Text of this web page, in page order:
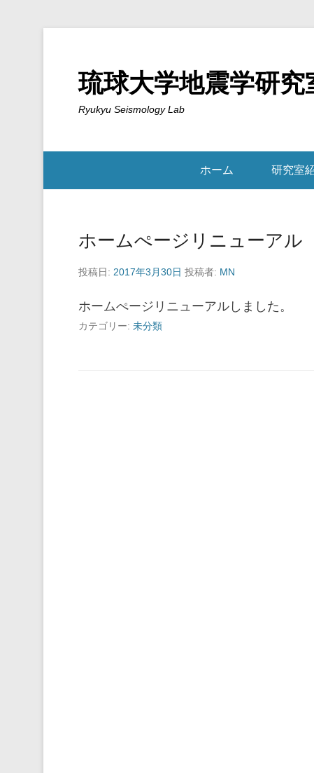
琉球大学地震学研究
Ryukyu Seismology Lab
ホーム 研究室
ホームぺージリニューアル
投稿日: 2017年3月30日 投稿者: MN
ホームぺージリニューアルしました。
カテゴリー: 未分類